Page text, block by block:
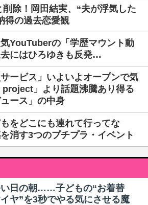
除！岡田結実、“夫が浮気した
得の過去恋愛観
YouTuberの「学歴マウント動
にはひろゆきも反発…
ービス」いよいよオープンで気
」より話題沸騰あり得る
ース」の中身
をどこにも連れて行ってな
消す3つのプチプラ・イベント
日の朝……子どもの“お着替
ヤ”を3秒でやる気にさせる魔